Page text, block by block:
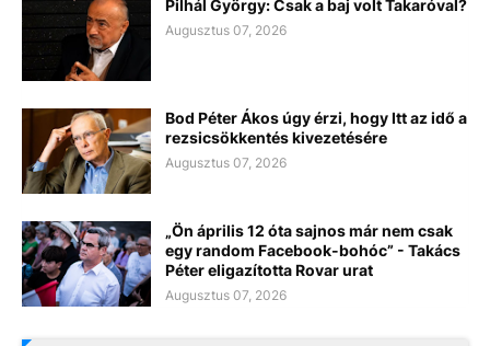
Pilhál György: Csak a baj volt Takaróval?
Augusztus 07, 2026
Bod Péter Ákos úgy érzi, hogy Itt az idő a
rezsicsökkentés kivezetésére
Augusztus 07, 2026
„Ön április 12 óta sajnos már nem csak
egy random Facebook-bohóc” - Takács
Péter eligazította Rovar urat
Augusztus 07, 2026